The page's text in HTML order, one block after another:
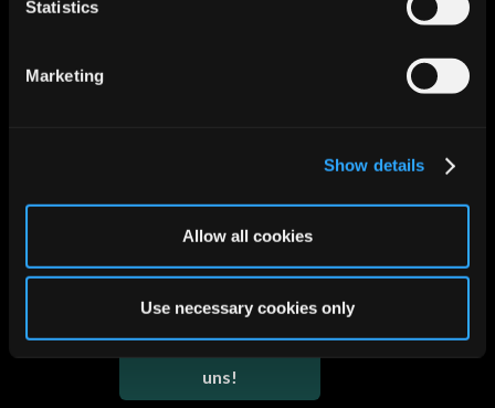
Statistics
Marketing
Show details
Allow all cookies
Use necessary cookies only
Mindset, klarer Methodik und
Kunden und Unternehmen.
uns!